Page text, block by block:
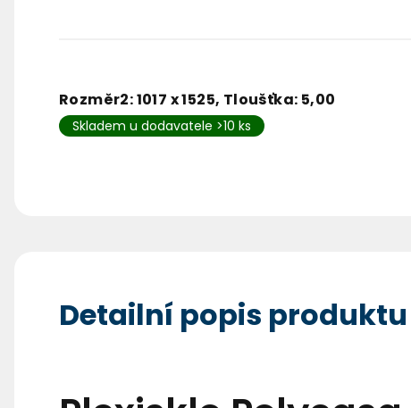
Rozměr2: 1017 x 1525, Tloušťka: 5,00
Skladem u dodavatele >10 ks
Detailní popis produktu